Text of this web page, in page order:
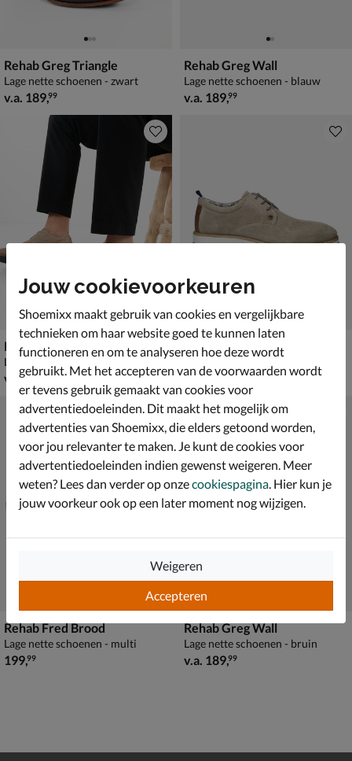
Rehab Greg Triangle
Lage nette schoenen - zwart
vanaf € 189,99
v.a. 189,99
Rehab Greg Wall
Lage nette schoenen - blauw
vanaf € 189,99
v.a. 189,99
Rehab Greg Wall
Lage nette schoenen - beige
vanaf € 189,99
v.a.189,99
Rehab Pozato Dots
van € 169,99 voor € 118,99
169, 118, 99
Rehab Fred Brood
Lage nette schoenen - multi
€ 199,99
199,99
Rehab Greg Wall
Lage nette schoenen - bruin
vanaf € 189,99
v.a. 189,99
Jouw cookievoorkeuren
Shoemixx maakt gebruik van cookies en vergelijkbare
technieken om haar website goed te kunnen laten
functioneren en om te analyseren hoe deze wordt
gebruikt. Met het accepteren van de voorwaarden wordt
er tevens gebruik gemaakt van cookies voor
advertentiedoeleinden. Dit maakt het mogelijk om
advertenties van Shoemixx, die elders getoond worden,
voor jou relevanter te maken. Je kunt de cookies voor
advertentiedoeleinden indien gewenst weigeren. Meer
weten? Lees dan verder op onzecookiespagina. Hier kun je
jouw voorkeur ook op een later moment nog wijzigen.
Accepteren
Weigeren